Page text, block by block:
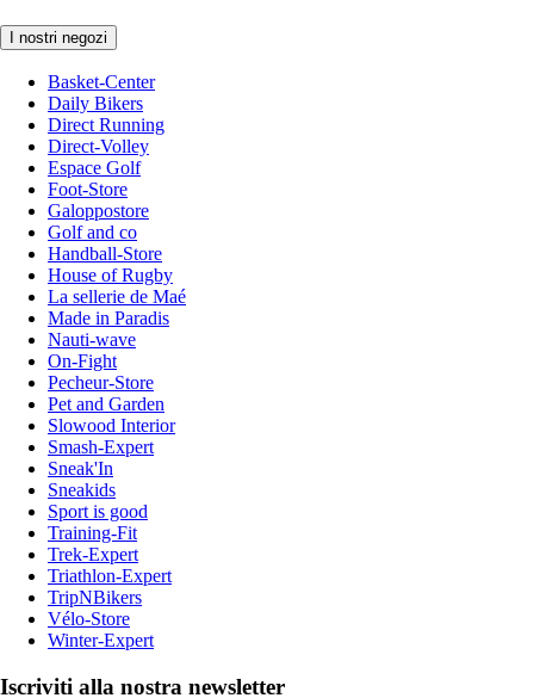
I nostri negozi
Basket-Center
Daily Bikers
Direct Running
Direct-Volley
Espace Golf
Foot-Store
Galoppostore
Golf and co
Handball-Store
House of Rugby
La sellerie de Maé
Made in Paradis
Nauti-wave
On-Fight
Pecheur-Store
Pet and Garden
Slowood Interior
Smash-Expert
Sneak'In
Sneakids
Sport is good
Training-Fit
Trek-Expert
Triathlon-Expert
TripNBikers
Vélo-Store
Winter-Expert
Iscriviti alla nostra newsletter